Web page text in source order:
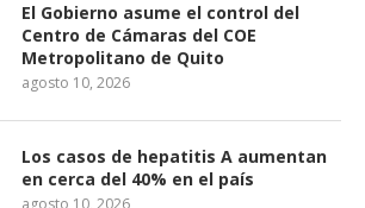
El Gobierno asume el control del
Centro de Cámaras del COE
Metropolitano de Quito
agosto 10, 2026
Los casos de hepatitis A aumentan
en cerca del 40% en el país
agosto 10, 2026